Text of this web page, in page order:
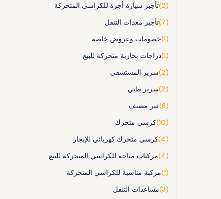
تأجير سيارة أجرة للكراسي المتحركة
(2)
تأجير معدات التنقل
(7)
خصومات وعروض خاصة
(1)
دراجات بخارية متحركة للبيع (1)
سرير المستشفى
(2)
سرير طبي
(2)
غير مصنف
(8)
كرسي متحرك
(10)
كرسي متحرك كهربائي للإيجار
(4)
مركبات متاحة للكراسي المتحركة للبيع
(4)
مركبة مناسبة للكراسي المتحركة
(1)
مساعدات التنقل
(3)